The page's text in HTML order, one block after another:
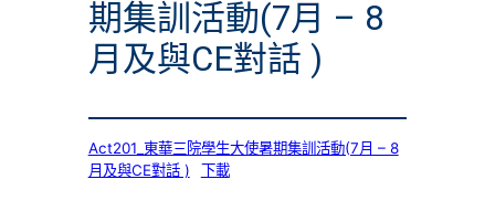
期集訓活動(7月 – 8
月及與CE對話 )
Act201_東華三院學生大使暑期集訓活動(7月 – 8
月及與CE對話 )
下載